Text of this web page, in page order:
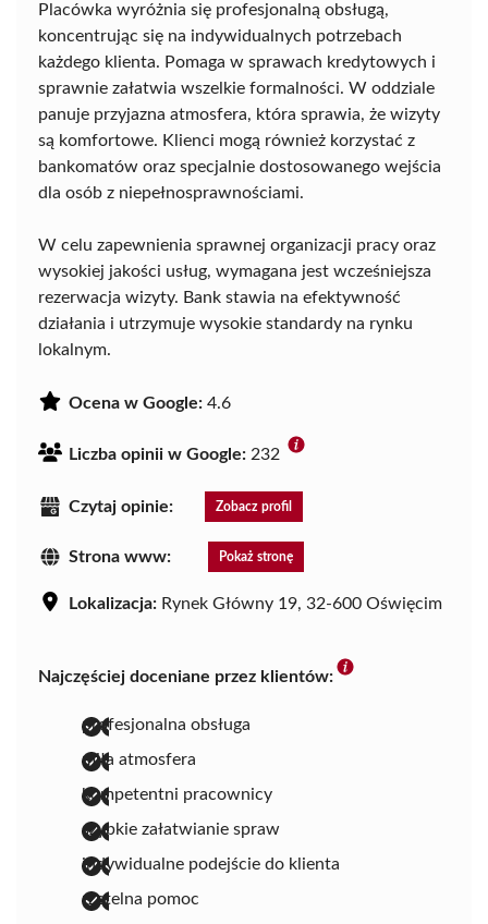
Placówka wyróżnia się profesjonalną obsługą,
koncentrując się na indywidualnych potrzebach
każdego klienta. Pomaga w sprawach kredytowych i
sprawnie załatwia wszelkie formalności. W oddziale
panuje przyjazna atmosfera, która sprawia, że wizyty
są komfortowe. Klienci mogą również korzystać z
bankomatów oraz specjalnie dostosowanego wejścia
dla osób z niepełnosprawnościami.
W celu zapewnienia sprawnej organizacji pracy oraz
wysokiej jakości usług, wymagana jest wcześniejsza
rezerwacja wizyty. Bank stawia na efektywność
działania i utrzymuje wysokie standardy na rynku
lokalnym.
Ocena w Google: 4.6
Liczba opinii w Google: 232
Czytaj opinie: Zobacz profil
Strona www: Pokaż stronę
Lokalizacja: Rynek Główny 19, 32-600 Oświęcim
Najczęściej doceniane przez klientów:
profesjonalna obsługa
miła atmosfera
kompetentni pracownicy
szybkie załatwianie spraw
indywidualne podejście do klienta
rzetelna pomoc